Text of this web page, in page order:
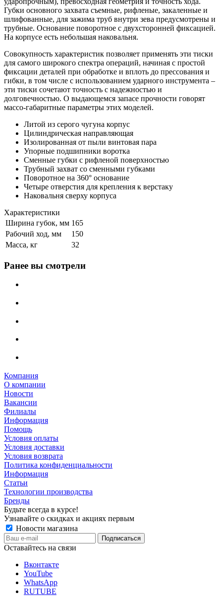
Губки основного захвата съемные, рифленые, закаленные и
шлифованные, для зажима труб внутри зева предусмотрены и
трубные. Основание поворотное с двухсторонней фиксацией.
На корпусе есть небольшая наковальня.
Совокупность характеристик позволяет применять эти тиски
для самого широкого спектра операций, начиная с простой
фиксации деталей при обработке и вплоть до прессования и
гибки, в том числе с использованием ударного инструмента –
эти тиски сочетают точность с надежностью и
долговечностью. О выдающемся запасе прочности говорят
массо-габаритные параметры этих моделей.
Литой из серого чугуна корпус
Цилиндрическая направляющая
Изолированная от пыли винтовая пара
Упорные подшипники воротка
Сменные губки с рифленой поверхностью
Трубный захват со сменными губками
Поворотное на 360° основание
Четыре отверстия для крепления к верстаку
Наковальня сверху корпуса
Характеристики
Ширина губок, мм 165
Рабочий ход, мм
150
Масса, кг
32
Ранее вы смотрели
Компания
О компании
Новости
Вакансии
Филиалы
Информация
Помощь
Условия оплаты
Условия доставки
Условия возврата
Политика конфиденциальности
Информация
Статьи
Технологии производства
Бренды
Будьте всегда в курсе!
Узнавайте о скидках и акциях первым
Новости магазина
Оставайтесь на связи
Вконтакте
YouTube
WhatsApp
RUTUBE